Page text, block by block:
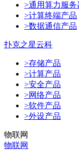
>通用算力服务
>计算终端产品
>数据通信产品
扑克之星云科
>存储产品
>计算产品
>安全产品
>网络产品
>软件产品
>外设产品
物联网
物联网